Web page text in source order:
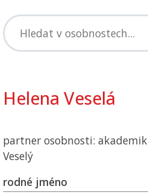
Helena Veselá
partner osobnosti:
Veselý
rodné jméno